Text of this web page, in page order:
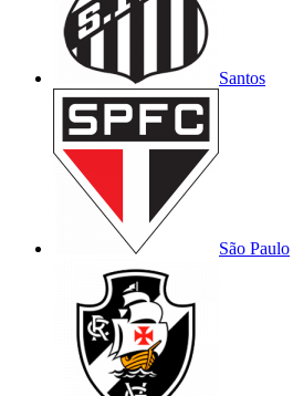
Santos
São Paulo